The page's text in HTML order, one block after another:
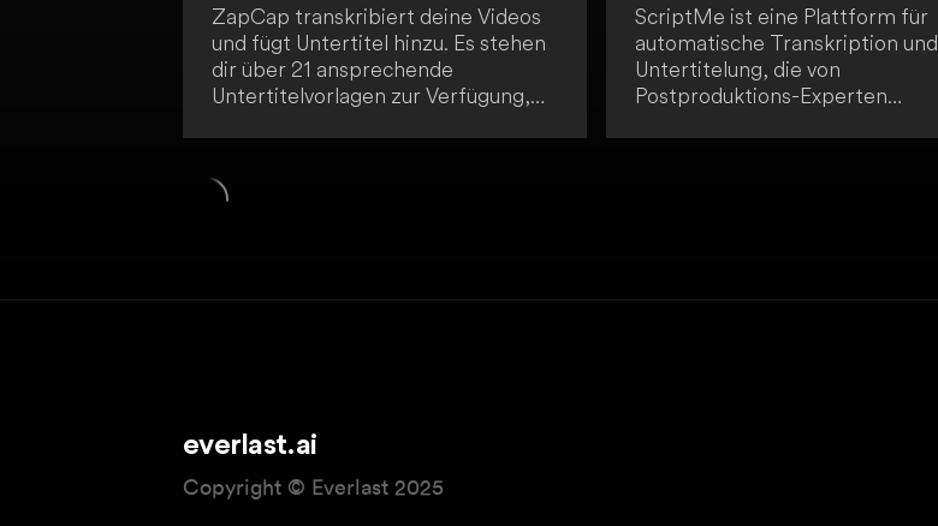
ZapCap transkribiert deine Videos
und fügt Untertitel hinzu. Es stehen
dir über 21 ansprechende
Untertitelvorlagen zur Verfügung,
verbessert die
Benutzerfreundlichkeit und das
ScriptMe ist eine Plattform für
automatische Transkription und
Untertitelung, die von
Postproduktions-Experten
everlast.ai
Copyright © Everlast 2025